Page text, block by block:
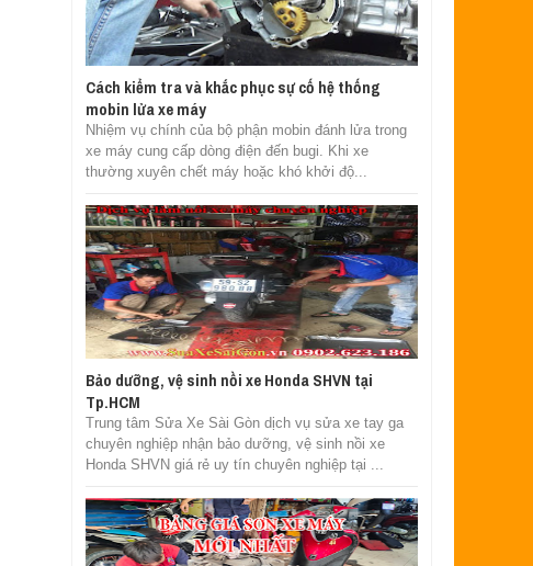
Cách kiểm tra và khắc phục sự cố hệ thống
mobin lửa xe máy
Nhiệm vụ chính của bộ phận mobin đánh lửa trong
xe máy cung cấp dòng điện đến bugi. Khi xe
thường xuyên chết máy hoặc khó khởi độ...
Bảo dưỡng, vệ sinh nồi xe Honda SHVN tại
Tp.HCM
Trung tâm Sửa Xe Sài Gòn dịch vụ sửa xe tay ga
chuyên nghiệp nhận bảo dưỡng, vệ sinh nồi xe
Honda SHVN giá rẻ uy tín chuyên nghiệp tại ...